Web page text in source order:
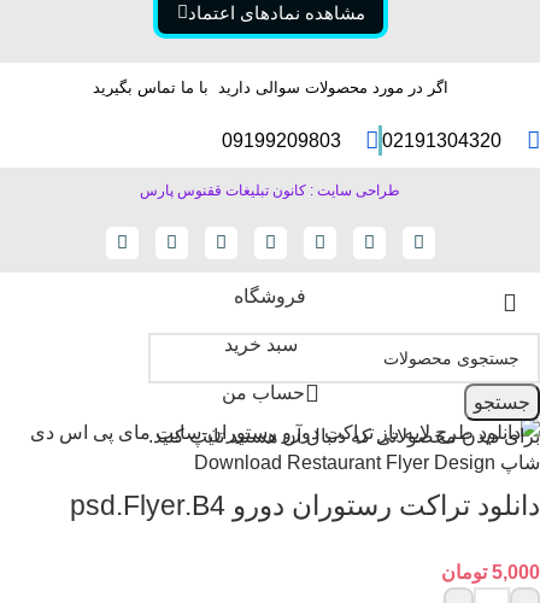
مشاهده نمادهای اعتماد
اگر در مورد محصولات سوالی دارید با ما تماس بگیرید
02191304320
09199209803
طراحی سایت : کانون تبلیغات ققنوس پارس
جستجو
برای دیدن محصولاتی که دنبال آن هستید تایپ کنید.
فروشگاه
سبد خرید
حساب من
دانلود تراکت رستوران دورو psd.Flyer.B4
5,000 تومان